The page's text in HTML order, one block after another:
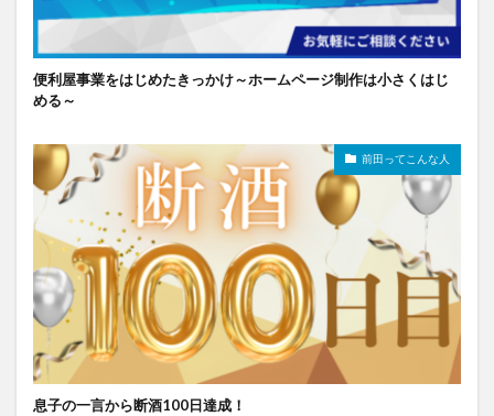
便利屋事業をはじめたきっかけ～ホームページ制作は小さくはじ
める～
前田ってこんな人
息子の一言から断酒100日達成！